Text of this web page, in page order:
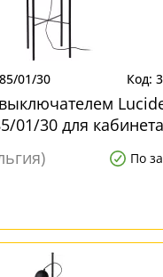
01/30
01/30 для кабинета
По